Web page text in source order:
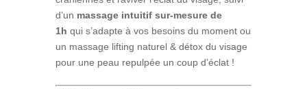
d’un massage intuitif sur-mesure de
1h qui s’adapte à vos besoins du moment ou
un massage lifting naturel & détox du visage
pour une peau repulpée un coup d’éclat !